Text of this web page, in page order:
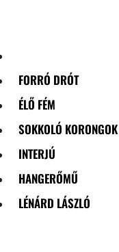
FORRÓ DRÓT
ÉLŐ FÉM
SOKKOLÓ KORONGOK
INTERJÚ
HANGERŐMŰ
LÉNÁRD LÁSZLÓ